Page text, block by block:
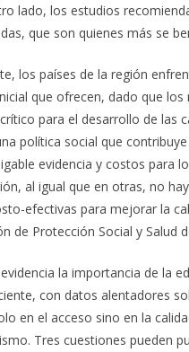
lado, los estudios
que son quienes más se
los países de la región
que ofrecen, dado que
para el desarrollo de las
política social que
evidencia y costos para
al igual que en otras, no
efectivas para mejorar la
de Protección Social y Salud
la importancia de la
con datos alentadores
en el acceso sino en la
Tres cuestiones pueden